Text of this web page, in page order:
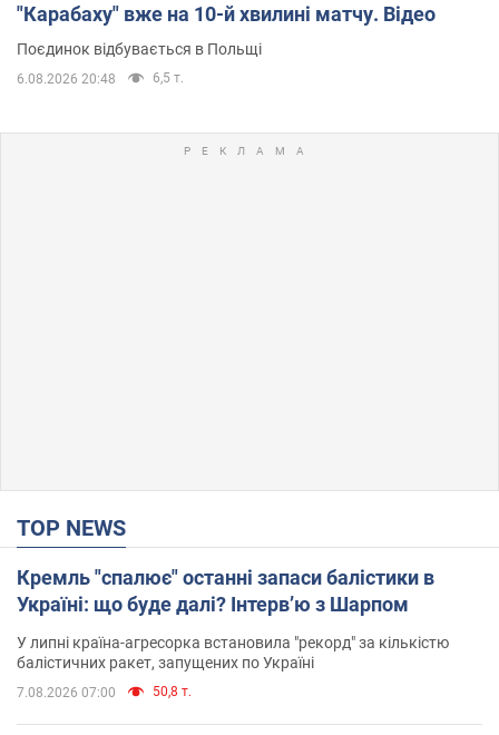
"Карабаху" вже на 10-й хвилині матчу. Відео
Поєдинок відбувається в Польщі
6.08.2026 20:48 6,5 т.
TOP NEWS
Кремль "спалює" останні запаси балістики в
Україні: що буде далі? Інтерв’ю з Шарпом
У липні країна-агресорка встановила "рекорд" за кількістю
балістичних ракет, запущених по Україні
7.08.2026 07:00 50,8 т.